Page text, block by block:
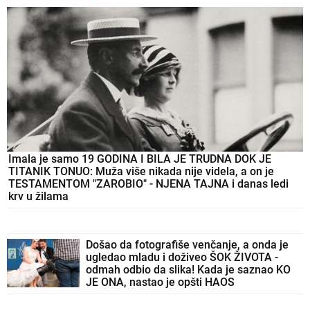
Imala je samo 19 GODINA I BILA JE TRUDNA DOK JE
TITANIK TONUO: Muža više nikada nije videla, a on je
TESTAMENTOM "ZAROBIO" - NJENA TAJNA i danas ledi
krv u žilama
Došao da fotografiše venčanje, a onda je
ugledao mladu i doživeo ŠOK ŽIVOTA -
odmah odbio da slika! Kada je saznao KO
JE ONA, nastao je opšti HAOS